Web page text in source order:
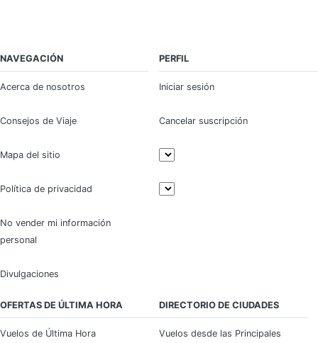
NAVEGACIÓN
Acerca de nosotros
Consejos de Viaje
Mapa del sitio
Política de privacidad
No vender mi información
personal
Divulgaciones
PERFIL
Iniciar sesión
Cancelar suscripción
OFERTAS DE ÚLTIMA HORA
Vuelos de Última Hora
DIRECTORIO DE CIUDADES
Vuelos desde las Principales